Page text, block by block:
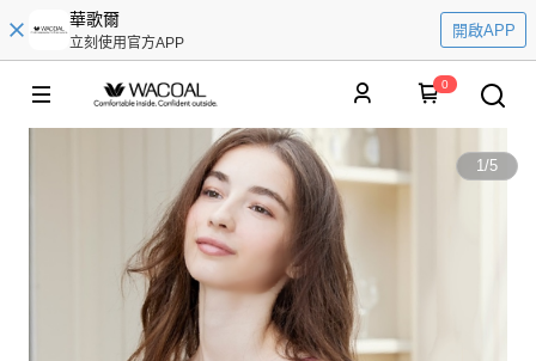
華歌爾
立刻使用官方APP
開啟APP
0
1/5